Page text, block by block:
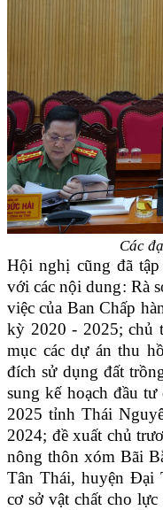
Các
Hội nghị cũng đã
với các nội dung: Rà
việc của Ban Chấp
kỳ 2020 - 2025; chủ
mục các dự án thu
đích sử dụng đất
sung kế hoạch đầu
2025 tỉnh Thái
2024; đề xuất chủ
nông thôn xóm Bãi
Tân Thái, huyện Đại
cơ sở vật chất cho